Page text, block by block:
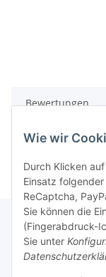
Bewertungen
Rechtliche
Wie wir
Durch Klicken
Einsatz
ReCaptcha,
Sie können die
(Fingerabdruck-
Sie unter